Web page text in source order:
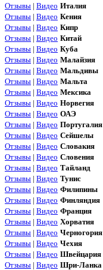
Отзывы | Видео Италия
Отзывы | Видео Кения
Отзывы | Видео Кипр
Отзывы | Видео Китай
Отзывы | Видео Куба
Отзывы | Видео Малайзия
Отзывы | Видео Мальдивы
Отзывы | Видео Мальта
Отзывы | Видео Мексика
Отзывы | Видео Норвегия
Отзывы | Видео ОАЭ
Отзывы | Видео Португалия
Отзывы | Видео Сейшелы
Отзывы | Видео Словакия
Отзывы | Видео Словения
Отзывы | Видео Тайланд
Отзывы | Видео Тунис
Отзывы | Видео Филипины
Отзывы | Видео Финляндия
Отзывы | Видео Франция
Отзывы | Видео Хорватия
Отзывы | Видео Черногория
Отзывы | Видео Чехия
Отзывы | Видео Швейцария
Отзывы | Видео Шри-Ланка